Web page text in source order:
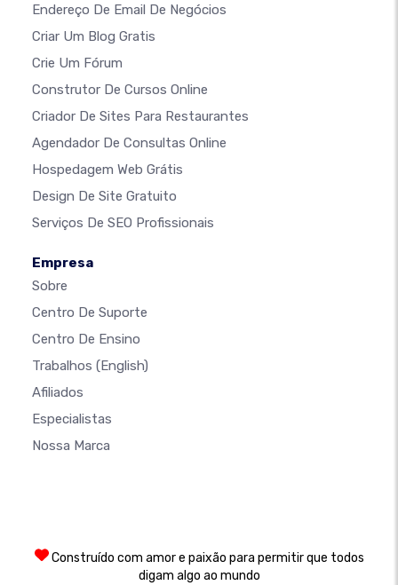
Endereço De Email De Negócios
Criar Um Blog Gratis
Crie Um Fórum
Construtor De Cursos Online
Criador De Sites Para Restaurantes
Agendador De Consultas Online
Hospedagem Web Grátis
Design De Site Gratuito
Serviços De SEO Profissionais
Empresa
Sobre
Centro De Suporte
Centro De Ensino
Trabalhos (English)
Afiliados
Especialistas
Nossa Marca
Construído com amor e paixão para permitir que todos
digam algo ao mundo